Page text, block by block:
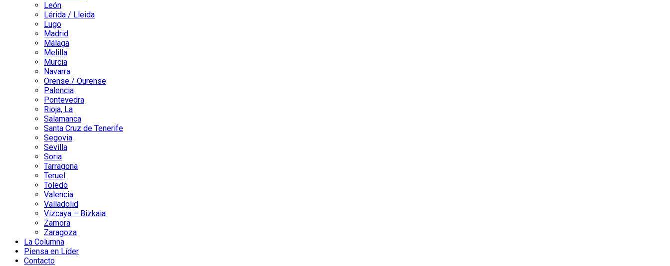
León
Lérida / Lleida
Lugo
Madrid
Málaga
Melilla
Murcia
Navarra
Orense / Ourense
Palencia
Pontevedra
Rioja, La
Salamanca
Santa Cruz de Tenerife
Segovia
Sevilla
Soria
Tarragona
Teruel
Toledo
Valencia
Valladolid
Vizcaya – Bizkaia
Zamora
Zaragoza
La Columna
Piensa en Líder
Contacto